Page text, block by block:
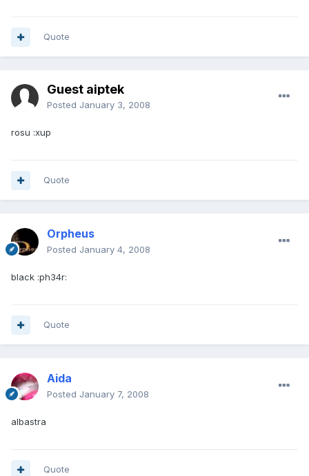
Quote
Guest aiptek
Posted January 3, 2008
rosu :xup
Quote
Orpheus
Posted January 4, 2008
black :ph34r:
Quote
Aida
Posted January 7, 2008
albastra
Quote